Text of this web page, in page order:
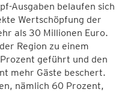
Ausgaben belaufen sich
Wertschöpfung der
als 30 Millionen Euro.
Region zu einem
geführt und den
mehr Gäste beschert.
nämlich 60 Prozent,